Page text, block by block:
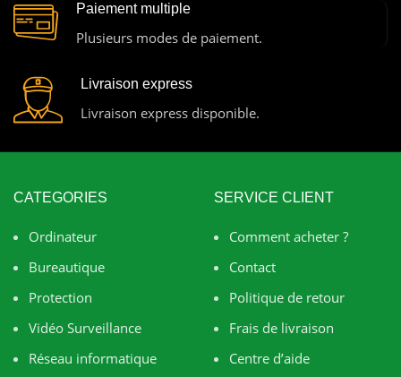
Paiement multiple
Plusieurs modes de paiement.
Livraison express
Livraison express disponible.
CATEGORIES
Ordinateur
Bureautique
Protection
Vidéo Surveillance
Réseau informatique
SERVICE CLIENT
Comment acheter ?
Contact
Politique de retour
Frais de livraison
Centre d’aide